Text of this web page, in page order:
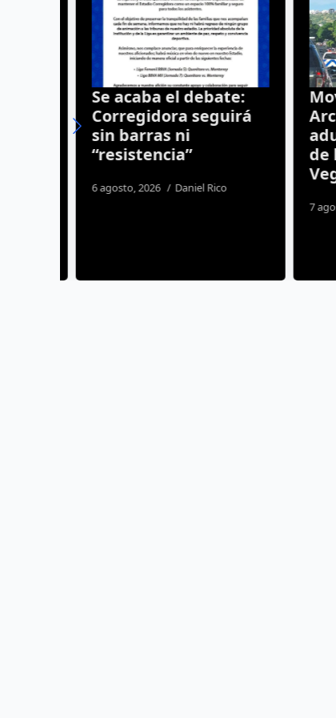
Se acaba el debate:
Corregidora seguirá
sin barras ni
“resistencia”
6 agosto, 2026 Daniel Rico
de
Vega
7